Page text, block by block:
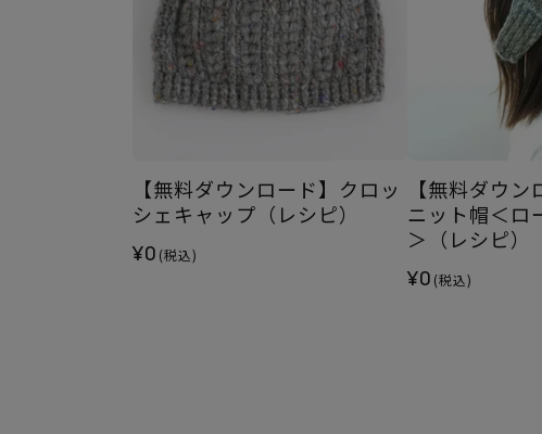
【無料ダウンロード】クロッ
シェキャップ（レシピ）
¥0 (税込)
【無料ダウ
ニット帽＜ロ
＞（レシピ）
¥0 (税込)